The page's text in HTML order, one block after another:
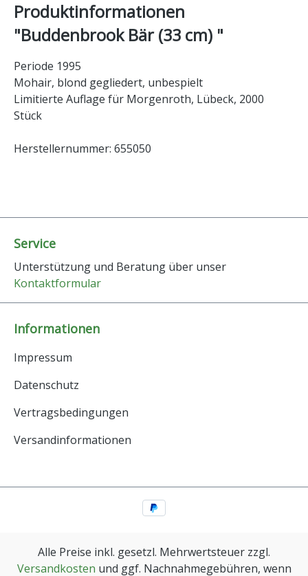
Produktinformationen
"Buddenbrook Bär (33 cm) "
Periode 1995
Mohair, blond gegliedert, unbespielt
Limitierte Auflage für Morgenroth, Lübeck, 2000
Stück
Herstellernummer: 655050
Service
Unterstützung und Beratung über unser
Kontaktformular
Informationen
Impressum
Datenschutz
Vertragsbedingungen
Versandinformationen
Alle Preise inkl. gesetzl. Mehrwertsteuer zzgl.
Versandkosten und ggf. Nachnahmegebühren, wenn